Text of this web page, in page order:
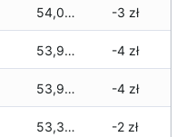
54,090 zł -3 zł
53,990 zł -4 zł
53,900 zł -4 zł
53,320 zł -2 zł